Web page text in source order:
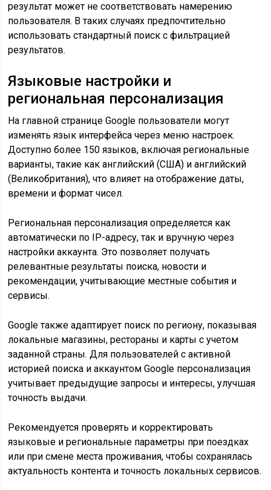
результат может не соответствовать намерению
пользователя. В таких случаях предпочтительно
использовать стандартный поиск с фильтрацией
результатов.
Языковые настройки и
региональная персонализация
На главной странице Google пользователи могут
изменять язык интерфейса через меню настроек.
Доступно более 150 языков, включая региональные
варианты, такие как английский (США) и английский
(Великобритания), что влияет на отображение даты,
времени и формат чисел.
Региональная персонализация определяется как
автоматически по IP-адресу, так и вручную через
настройки аккаунта. Это позволяет получать
релевантные результаты поиска, новости и
рекомендации, учитывающие местные события и
сервисы.
Google также адаптирует поиск по региону, показывая
локальные магазины, рестораны и карты с учетом
заданной страны. Для пользователей с активной
историей поиска и аккаунтом Google персонализация
учитывает предыдущие запросы и интересы, улучшая
точность выдачи.
Рекомендуется проверять и корректировать
языковые и региональные параметры при поездках
или при смене места проживания, чтобы сохранялась
актуальность контента и точность локальных сервисов.